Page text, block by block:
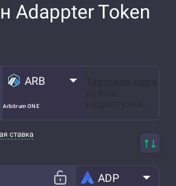
Adappter Token
Arbitrum ONE
ARB
ставка
ADP